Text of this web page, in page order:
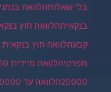
בלי שאלותהלוואה
בנקאיתהלוואה חוץ
קבעהלוואה חוץ
מפרטיהלוואה מיידית 10000
20000הלוואה עד 60000